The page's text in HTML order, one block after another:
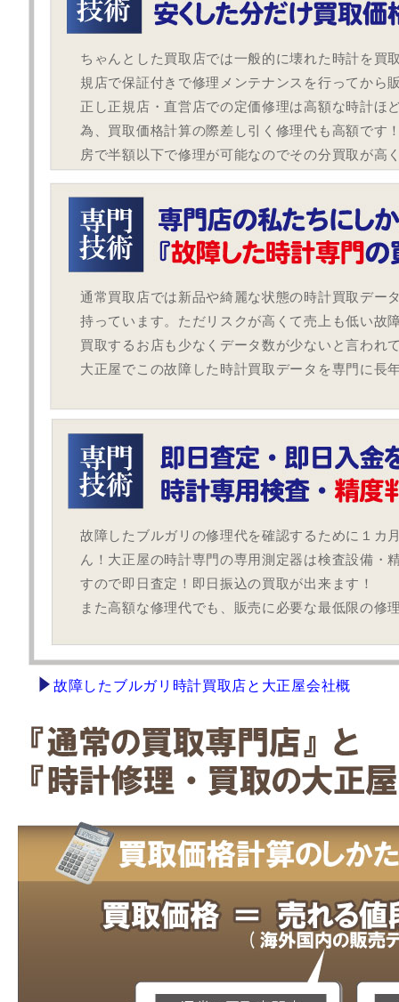
ちゃんとした買取店では一般的に壊れた時計を買
規店で保証付きで修理メンテナンスを行ってから
正し正規店・直営店での定価修理は高額な時計ほ
為、買取価格計算の際差し引く修理代も高額です
房で半額以下で修理が可能なのでその分買取が高
通常買取店では新品や綺麗な状態の時計買取デー
持っています。ただリスクが高くて売上も低い故
買取するお店も少なくデータ数が少ないと言われ
大正屋でこの故障した時計買取データを専門に長
故障したブルガリの修理代を確認するために１カ
ん！大正屋の時計専門の専用測定器は検査設備・
すので即日査定！即日振込の買取が出来ます！
また高額な修理代でも、販売に必要な最低限の修
故障したブルガリ時計買取店と大正屋会社概